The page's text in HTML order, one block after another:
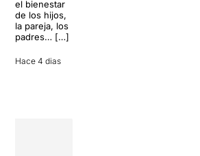
el bienestar
de los hijos,
la pareja, los
padres… […]
Hace 4 dias